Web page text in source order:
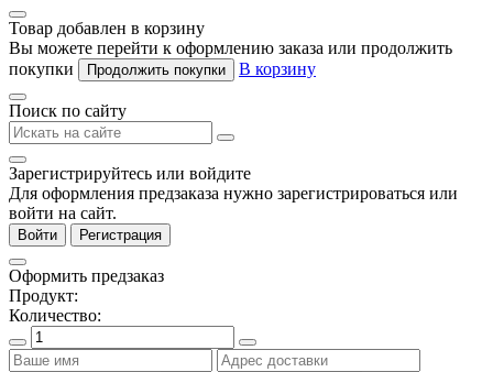
Товар добавлен в корзину
Вы можете перейти к оформлению заказа или продолжить
покупки
Продолжить покупки В корзину
Поиск по сайту
Зарегистрируйтесь или войдите
Для оформления предзаказа нужно зарегистрироваться или
войти на сайт.
Войти Регистрация
Оформить предзаказ
Продукт:
Количество: